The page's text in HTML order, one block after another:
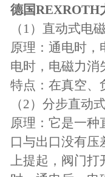
德国REXROTH
（1）直动式电
原理：通电时
电时，电磁力消
特点：在真空、
（2）分步直动
原理：它是一
口与出口没有
上提起，阀门